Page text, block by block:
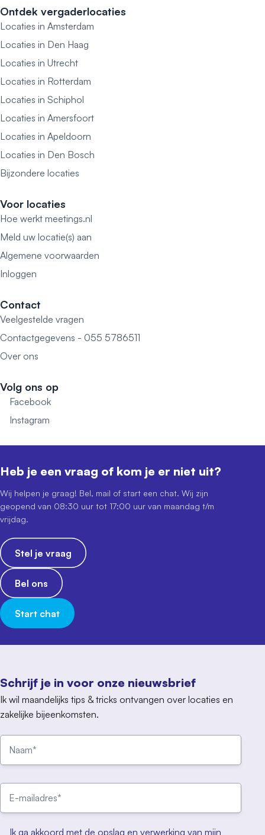
Ontdek vergaderlocaties
Locaties in Amsterdam
Locaties in Den Haag
Locaties in Utrecht
Locaties in Rotterdam
Locaties in Schiphol
Locaties in Amersfoort
Locaties in Apeldoorn
Locaties in Den Bosch
Bijzondere locaties
Voor locaties
Hoe werkt meetings.nl
Meld uw locatie(s) aan
Algemene voorwaarden
Inloggen
Contact
Veelgestelde vragen
Contactgegevens - 055 5786511
Over ons
Volg ons op
Facebook
Instagram
Schrijf je in voor onze nieuwsbrief
Ik wil maandelijks tips & tricks ontvangen over locaties en
zakelijke bijeenkomsten.
Ik ga akkoord met de opslag en verwerking van mijn
Heb je een vraag of kom je er niet uit?
Wij helpen je graag! Bel, mail of start een chat. Wij zijn
geopend van 08:30 uur tot 17:00 uur van maandag t/m
vrijdag.
Stel je vraag
Bel ons
Start chat